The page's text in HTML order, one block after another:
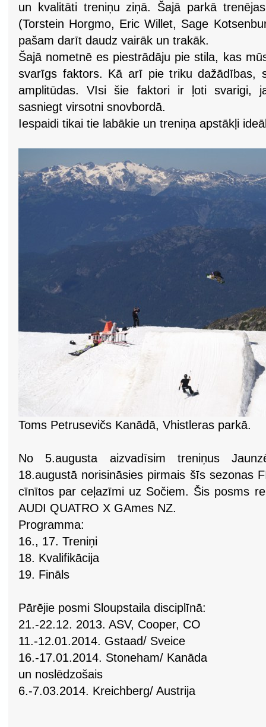
un kvalitāti treniņu ziņā. Šajā parkā
(Torstein Horgmo, Eric Willet, Sage
pašam darīt daudz vairāk un trakāk.
Šajā nometnē es piestrādāju pie stila, kas
svarīgs faktors. Kā arī pie triku dažādības,
amplitūdas. VIsi šie faktori ir ļoti svarigi,
sasniegt virsotni snovbordā.
Iespaidi tikai tie labākie un treniņa apstākļi
Toms Petrusevičs Kanādā, Vhistleras parkā.
No 5.augusta aizvadīsim treniņus
18.augustā norisināsies pirmais šīs sezonas
cīnītos par ceļazīmi uz Sočiem. Šis posms
AUDI QUATRO X GAmes NZ.
Programma:
16., 17. Treniņi
18. Kvalifikācija
19. Fināls
Pārējie posmi Sloupstaila disciplīnā:
21.-22.12. 2013. ASV, Cooper, CO
11.-12.01.2014. Gstaad/ Sveice
16.-17.01.2014. Stoneham/ Kanāda
un noslēdzošais
6.-7.03.2014. Kreichberg/ Austrija